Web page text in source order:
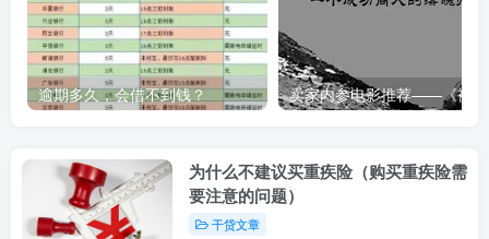
逾期多久，会借不到钱？
为什么不建议买重疾险（购买重疾险需
要注意的问题）
干贷文章